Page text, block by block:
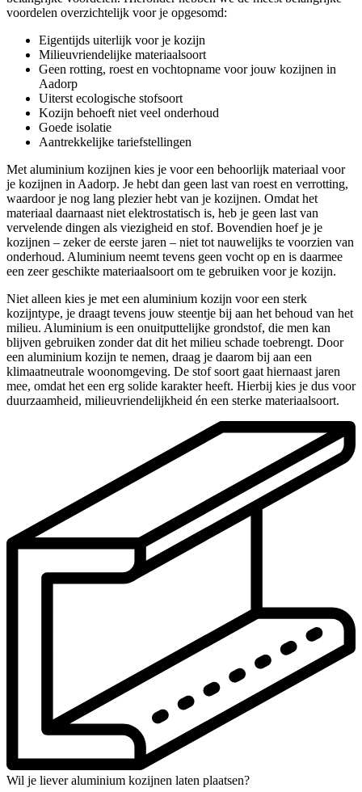
voordelen overzichtelijk voor je opgesomd:
Eigentijds uiterlijk voor je kozijn
Milieuvriendelijke materiaalsoort
Geen rotting, roest en vochtopname voor jouw kozijnen in
Aadorp
Uiterst ecologische stofsoort
Kozijn behoeft niet veel onderhoud
Goede isolatie
Aantrekkelijke tariefstellingen
Met aluminium kozijnen kies je voor een behoorlijk materiaal voor
je kozijnen in Aadorp. Je hebt dan geen last van roest en verrotting,
waardoor je nog lang plezier hebt van je kozijnen. Omdat het
materiaal daarnaast niet elektrostatisch is, heb je geen last van
vervelende dingen als viezigheid en stof. Bovendien hoef je je
kozijnen – zeker de eerste jaren – niet tot nauwelijks te voorzien van
onderhoud. Aluminium neemt tevens geen vocht op en is daarmee
een zeer geschikte materiaalsoort om te gebruiken voor je kozijn.
Niet alleen kies je met een aluminium kozijn voor een sterk
kozijntype, je draagt tevens jouw steentje bij aan het behoud van het
milieu. Aluminium is een onuitputtelijke grondstof, die men kan
blijven gebruiken zonder dat dit het milieu schade toebrengt. Door
een aluminium kozijn te nemen, draag je daarom bij aan een
klimaatneutrale woonomgeving. De stof soort gaat hiernaast jaren
mee, omdat het een erg solide karakter heeft. Hierbij kies je dus voor
duurzaamheid, milieuvriendelijkheid én een sterke materiaalsoort.
Wil je liever aluminium kozijnen laten plaatsen?